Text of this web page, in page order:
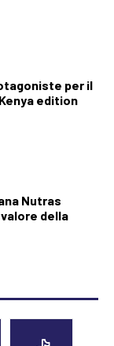
per il
edition
Nutras
valore della